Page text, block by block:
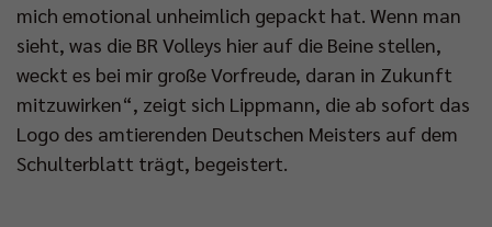
mich emotional unheimlich gepackt hat. Wenn man
sieht, was die BR Volleys hier auf die Beine stellen,
weckt es bei mir große Vorfreude, daran in Zukunft
mitzuwirken“, zeigt sich Lippmann, die ab sofort das
Logo des amtierenden Deutschen Meisters auf dem
Schulterblatt trägt, begeistert.